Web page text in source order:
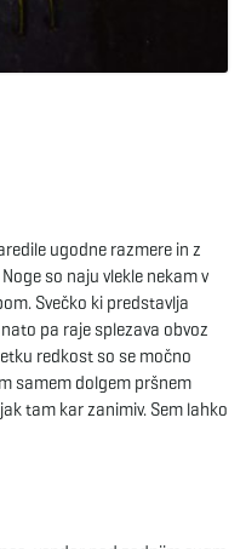
ugodne razmere in z
so naju vlekle nekam v
Svečko ki predstavlja
pa raje splezava obvoz
redkost so se močno
samem dolgem pršnem
tam kar zanimiv. Sem lahko